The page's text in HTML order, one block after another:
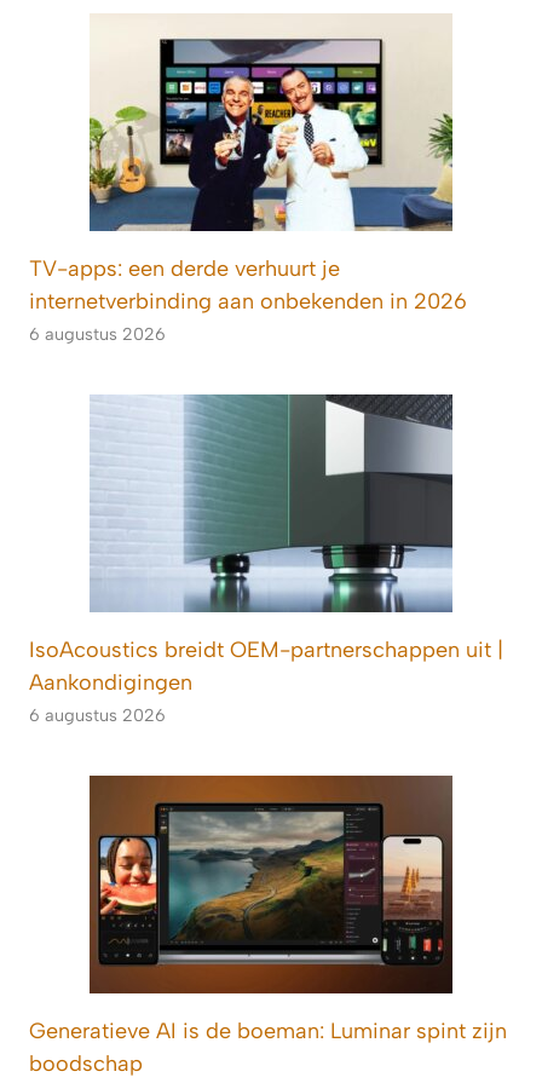
TV-apps: een derde verhuurt je
internetverbinding aan onbekenden in 2026
6 augustus 2026
IsoAcoustics breidt OEM-partnerschappen uit |
Aankondigingen
6 augustus 2026
Generatieve AI is de boeman: Luminar spint zijn
boodschap